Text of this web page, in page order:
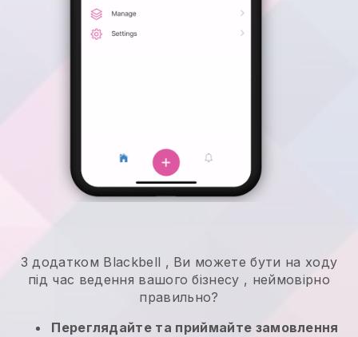
З додатком Blackbell , Ви можете бути на ходу
під час ведення вашого бізнесу , неймовірно
правильно?
Переглядайте та приймайте замовлення